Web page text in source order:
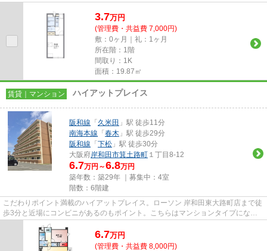
3.7万円
(管理費・共益費 7,000円)
敷：0ヶ月｜礼：1ヶ月
所在階：1階
間取り：1K
面積：19.87㎡
賃貸｜マンション ハイアットプレイス
阪和線 「 久米田 」駅 徒歩11分
南海本線 「 春木 」駅 徒歩29分
阪和線 「 下松 」駅 徒歩30分
大阪府岸和田市箕土路町 １丁目8-12
6.7万円～6.8万円
築年数：築29年 ｜募集中： 4室
階数：6階建
こだわりポイント満載のハイアットプレイス。ローソン 岸和田東大路町店まで徒
歩3分と近場にコンビニがあるのもポイント。こちらはマンションタイプになり
ます。徒歩11分で駅へのアク...
6.7万円
(管理費・共益費 8,000円)